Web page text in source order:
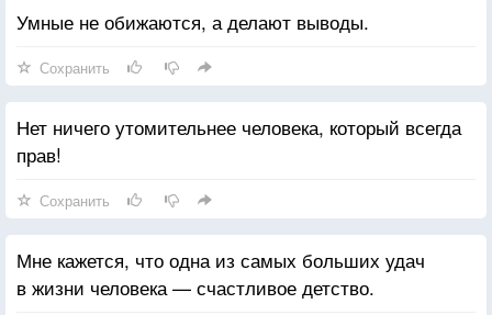
Умные не обижаются, а делают выводы.
Сохранить
Нет ничего утомительнее человека, который всегда
прав!
Сохранить
Мне кажется, что одна из самых больших удач
в жизни человека — счастливое детство.